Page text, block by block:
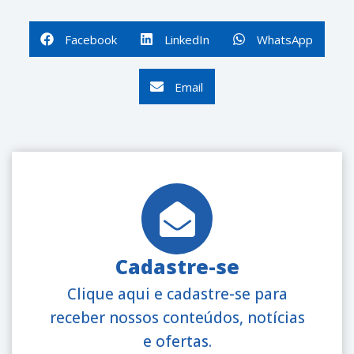
Facebook LinkedIn WhatsApp
Email
Cadastre-se
Clique aqui e cadastre-se para
receber nossos conteúdos, notícias
e ofertas.